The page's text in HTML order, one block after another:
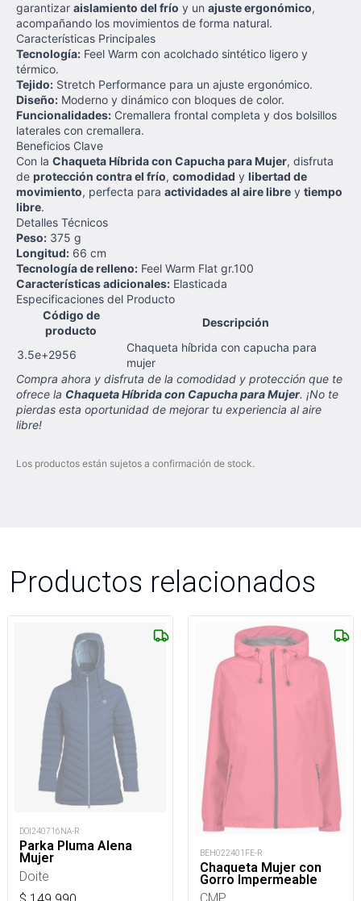
garantizar aislamiento del frío y un ajuste ergonómico,
acompañando los movimientos de forma natural.
Características Principales
Tecnología: Feel Warm con acolchado sintético ligero y
térmico.
Tejido: Stretch Performance para un ajuste ergonómico.
Diseño: Moderno y dinámico con bloques de color.
Funcionalidades: Cremallera frontal completa y dos bolsillos
laterales con cremallera.
Beneficios Clave
Con la Chaqueta Híbrida con Capucha para Mujer, disfruta
de protección contra el frío, comodidad y libertad de
movimiento, perfecta para actividades al aire libre y tiempo
libre.
Detalles Técnicos
Peso: 375 g
Longitud: 66 cm
Tecnología de relleno: Feel Warm Flat gr.100
Características adicionales: Elasticada
Especificaciones del Producto
Código de
producto
Descripción
3.5e+2956
Chaqueta híbrida con capucha para
mujer
Compra ahora y disfruta de la comodidad y protección que te
ofrece la Chaqueta Híbrida con Capucha para Mujer. ¡No te
pierdas esta oportunidad de mejorar tu experiencia al aire
libre!
Los productos están sujetos a confirmación de stock.
Productos relacionados
DOI240716NA-R
Parka Pluma Alena
Mujer
Doite
BEH022401FE-R
Chaqueta Mujer con
Gorro Impermeable
CMP